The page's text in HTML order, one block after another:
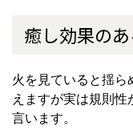
癒し効果の
火を見ていると揺ら
えますが実は規則性
言います。